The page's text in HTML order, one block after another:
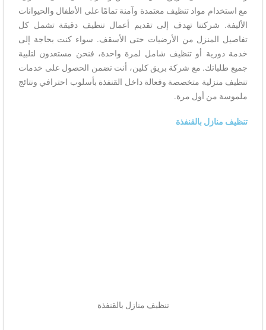
مع استخدام مواد تنظيف معتمدة وآمنة تمامًا على الأطفال والحيوانات
الأليفة. شركتنا تهدف إلى تقديم أعمال تنظيف دقيقة تشمل كل
تفاصيل المنزل من الأرضيات حتى الأسقف. سواء كنت بحاجة إلى
خدمة دورية أو تنظيف شامل لمرة واحدة، فنحن مستعدون لتلبية
جميع طلباتك. مع شركة بريق كلين، أنت تضمن الحصول على خدمات
تنظيف منزلية متخصصة وفعالة داخل القنفذة بأسلوب احترافي ونتائج
ملموسة من أول مرة.
تنظيف منازل بالقنفذة
تنظيف منازل بالقنفذة